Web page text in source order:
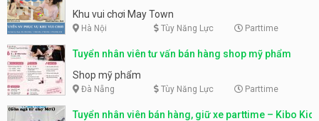
động
Khu vui chơi May Town
Hà Nội Tùy Năng Lực Parttime
Tuyển nhân viên tư vấn bán hàng shop mỹ phẩm
Shop mỹ phẩm
Đà Nẵng Tùy Năng Lực Parttime
Tuyển nhân viên bán hàng, giữ xe parttime – Kibo Kid